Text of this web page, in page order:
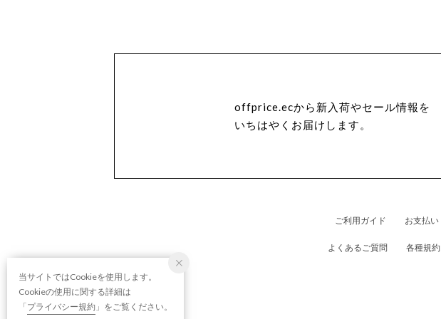
offprice.ecから新入荷やセール情報を
いちはやくお届けします。
ご利用ガイド お支払い
よくあるご質問 各種規約
当サイトではCookieを使用します。
Cookieの使用に関する詳細は
「プライバシー規約 」をご覧ください。